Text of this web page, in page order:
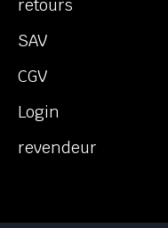
retours
SAV
CGV
Login
revendeur